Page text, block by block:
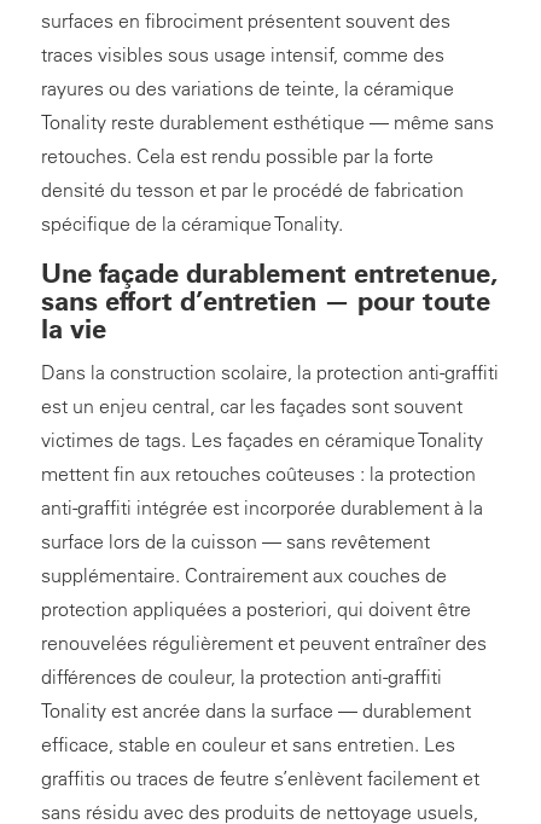
surfaces en fibrociment présentent souvent des
traces visibles sous usage intensif, comme des
rayures ou des variations de teinte, la céramique
Tonality reste durablement esthétique — même sans
retouches. Cela est rendu possible par la forte
densité du tesson et par le procédé de fabrication
spécifique de la céramique Tonality.
Une façade durablement entretenue,
sans effort d’entretien — pour toute
la vie
Dans la construction scolaire, la protection anti-graffiti
est un enjeu central, car les façades sont souvent
victimes de tags. Les façades en céramique Tonality
mettent fin aux retouches coûteuses : la protection
anti-graffiti intégrée est incorporée durablement à la
surface lors de la cuisson — sans revêtement
supplémentaire. Contrairement aux couches de
protection appliquées a posteriori, qui doivent être
renouvelées régulièrement et peuvent entraîner des
différences de couleur, la protection anti-graffiti
Tonality est ancrée dans la surface — durablement
efficace, stable en couleur et sans entretien. Les
graffitis ou traces de feutre s’enlèvent facilement et
sans résidu avec des produits de nettoyage usuels,